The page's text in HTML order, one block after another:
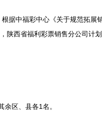
中福彩中心《关于规范拓展
陕西省福利彩票销售分公司计
区、县各1名。